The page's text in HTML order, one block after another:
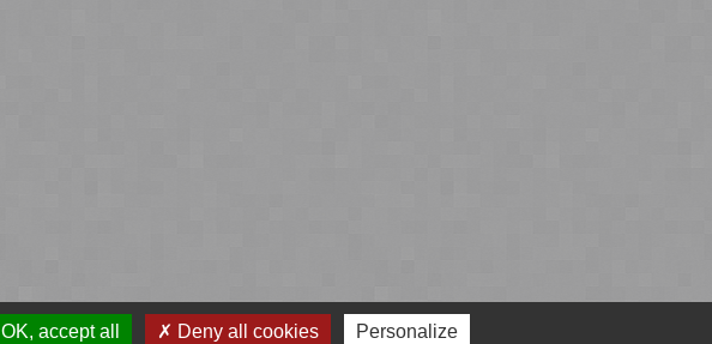
OK, accept all Deny all cookies Personalize